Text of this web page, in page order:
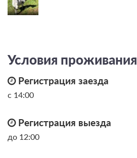
Условия проживания
Регистрация заезда
с 14:00
Регистрация выезда
до 12:00